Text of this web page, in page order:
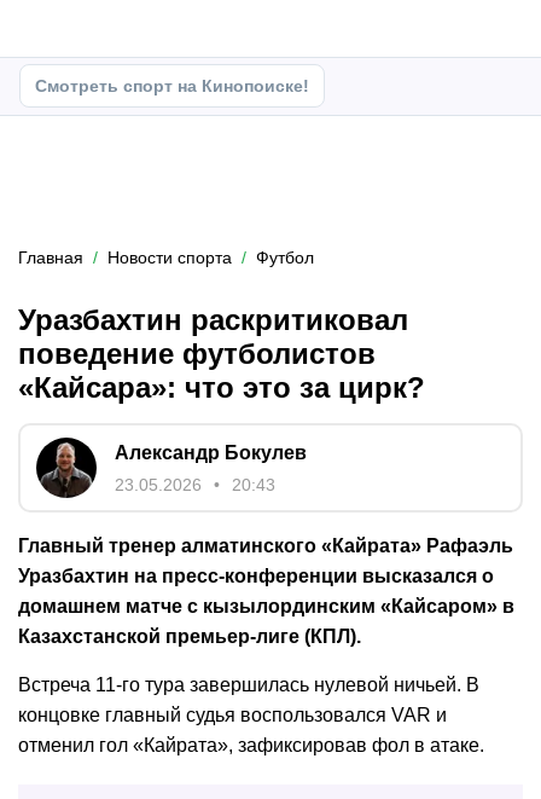
Смотреть спорт на Кинопоиске!
Главная Новости спорта Футбол
Уразбахтин раскритиковал
поведение футболистов
«Кайсара»: что это за цирк?
Александр Бокулев
23.05.2026 20:43
Главный тренер алматинского «Кайрата» Рафаэль
Уразбахтин на пресс-конференции высказался о
домашнем матче с кызылординским «Кайсаром» в
Казахстанской премьер-лиге (КПЛ).
Встреча 11-го тура завершилась нулевой ничьей. В
концовке главный судья воспользовался VAR и
отменил гол «Кайрата», зафиксировав фол в атаке.